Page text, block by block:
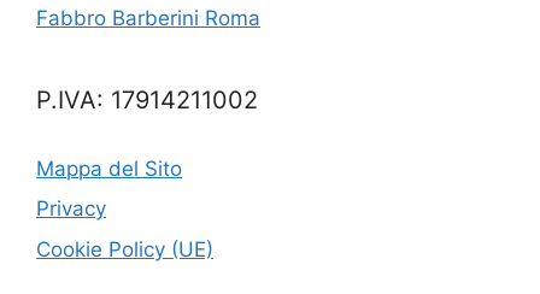
Fabbro Barberini Roma
P.IVA: 17914211002
Mappa del Sito
Privacy
Cookie Policy (UE)